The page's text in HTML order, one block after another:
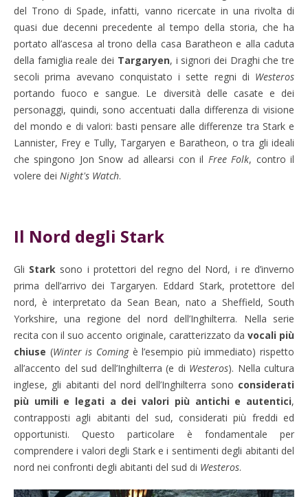
del Trono di Spade, infatti, vanno ricercate in una rivolta di
quasi due decenni precedente al tempo della storia, che ha
portato all’ascesa al trono della casa Baratheon e alla caduta
della famiglia reale dei Targaryen, i signori dei Draghi che tre
secoli prima avevano conquistato i sette regni di Westeros
portando fuoco e sangue. Le diversità delle casate e dei
personaggi, quindi, sono accentuati dalla differenza di visione
del mondo e di valori: basti pensare alle differenze tra Stark e
Lannister, Frey e Tully, Targaryen e Baratheon, o tra gli ideali
che spingono Jon Snow ad allearsi con il Free Folk, contro il
volere dei Night's Watch.
Il Nord degli Stark
Gli Stark sono i protettori del regno del Nord, i re d’inverno
prima dell’arrivo dei Targaryen. Eddard Stark, protettore del
nord, è interpretato da Sean Bean, nato a Sheffield, South
Yorkshire, una regione del nord dell’Inghilterra. Nella serie
recita con il suo accento originale, caratterizzato da vocali più
chiuse (Winter is Comingè l’esempio più immediato) rispetto
all’accento del sud dell’Inghilterra (e di Westeros). Nella cultura
inglese, gli abitanti del nord dell’Inghilterra sono considerati
più umili e legati a dei valori più antichi e autentici,
contrapposti agli abitanti del sud, considerati più freddi ed
opportunisti. Questo particolare è fondamentale per
comprendere i valori degli Stark e i sentimenti degli abitanti del
nord nei confronti degli abitanti del sud di Westeros.